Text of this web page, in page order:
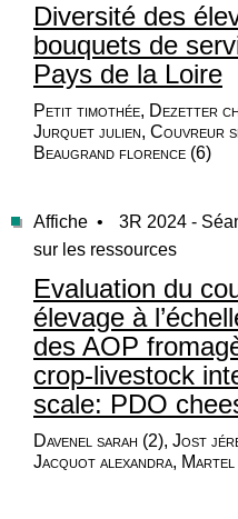
Diversité des
bouquets de
Pays de la Loire
Petit timothée, Dezetter
Jurquet julien, Couvreur
Beaugrand florence (6)
Affiche •
3R 2024 -
sur les ressources
Evaluation du
élevage à
des AOP
crop-livestock
scale: PDO
Davenel sarah (2), Jost
Jacquot alexandra,